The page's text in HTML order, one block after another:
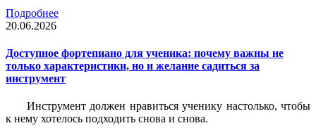
Подробнее
20.06.2026
Доступное фортепиано для ученика: почему важны не
только характеристики, но и желание садиться за
инструмент
Инструмент должен нравиться ученику настолько, чтобы
к нему хотелось подходить снова и снова.